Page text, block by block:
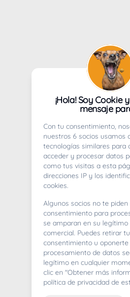
Whoops! Lo
¡Hola! Soy Cookie
mensaje
Con tu consentimiento,
nuestros 6 socios usamos
tecnologías similares para
acceder y procesar datos
como tus visitas a esta
direcciones IP y los
cookies.
Algunos socios no te piden
consentimiento para
se amparan en su legítimo
comercial. Puedes retirar tu
consentimiento u oponerte
procesamiento de datos
legítimo en cualquier
clic en "Obtener más
política de privacidad de